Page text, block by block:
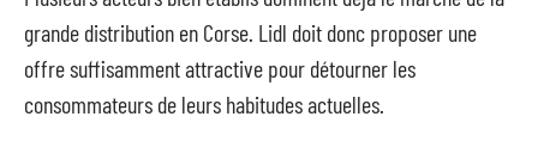
grande distribution en Corse. Lidl doit donc proposer une
offre suffisamment attractive pour détourner les
consommateurs de leurs habitudes actuelles.